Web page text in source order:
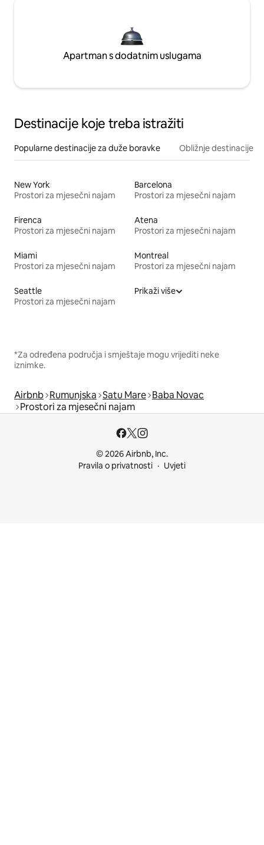
Apartman s dodatnim uslugama
Destinacije koje treba istražiti
Popularne destinacije za duže boravke Obližnje destinacije
New York
Prostori za mjesečni najam
Barcelona
Prostori za mjesečni najam
Firenca
Prostori za mjesečni najam
Atena
Prostori za mjesečni najam
Miami
Prostori za mjesečni najam
Montreal
Prostori za mjesečni najam
Seattle
Prostori za mjesečni najam
Prikaži više
*Za određena područja i smještaje mogu vrijediti neke
iznimke.
Airbnb Rumunjska Satu Mare Baba Novac
Prostori za mjesečni najam
© 2026 Airbnb, Inc.
Pravila o privatnosti
Uvjeti